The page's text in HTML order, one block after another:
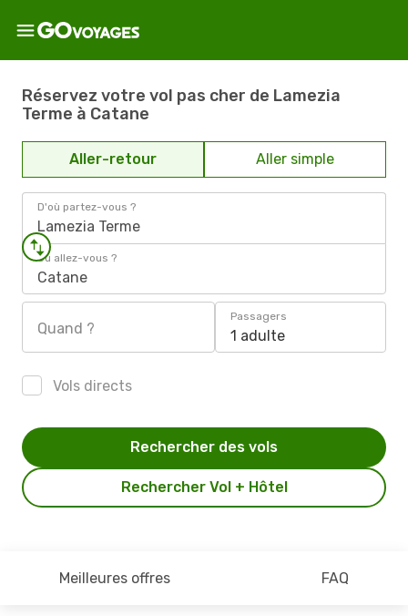
Réservez votre vol pas cher de Lamezia
Terme à Catane
Aller-retour Aller simple
D'où partez-vous ?
Lamezia Terme
Où allez-vous ?
Catane
Quand ?
Passagers
1 adulte
Vols directs
Rechercher Vol + Hôtel
Rechercher des vols
Meilleures offres FAQ